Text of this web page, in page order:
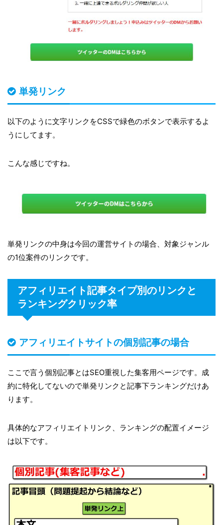
単発リンク
以下のように文字リンクをCSSで緑色のボタンで表示するよ
うにしてます。
こんな感じですね。
単発リンクの中身は今回の運営サイトの場合、対象ジャンル
の1位案件のリンクです。
アフィリエイト記事タイプ別のリンクと
ランキングクリック率
アフィリエイトサイトの個別記事の場合
ここで言う個別記事とはSEO重視した集客用ページです。成
約に特化してないので単発リンクと記事下ランキングだけあ
ります。
具体的なアフィリエイトリンク、ランキングの配置イメージ
は以下です。